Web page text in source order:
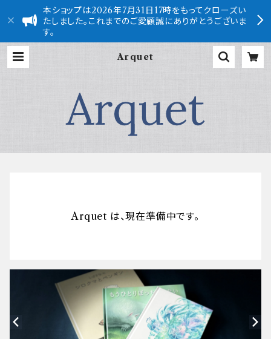
本ショップは2026年7月31日17時をもってクローズい
たしました。これまでのご愛顧誠にありがとうございま
す。
Arquet
Arquet は、現在準備中です。